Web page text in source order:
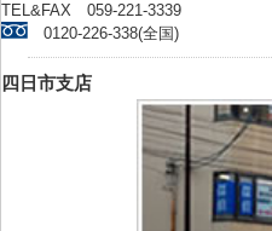
TEL&FAX 059-221-3339
0120-226-338(全国)
四日市支店